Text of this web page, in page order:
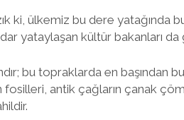
ki, ülkemiz bu dere yatağında
yataylaşan kültür bakanları da
bu topraklarda en başından
fosilleri, antik çağların çanak